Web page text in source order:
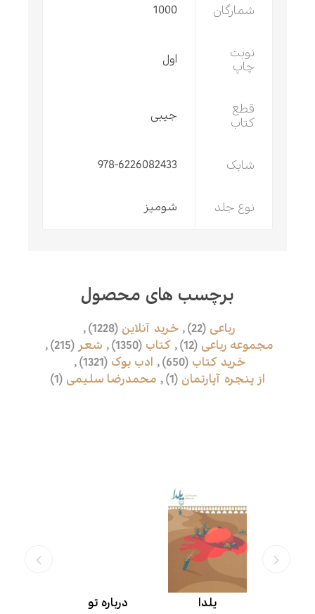
شمارگان 1000
نوبت
چاپ
اول
قطع
کتاب
جیبی
شابک 978-6226082433
نوع جلد شومیز
برچسب های محصول
رباعی (22)
, خرید آنلاین (1228)
,
مجموعه رباعی (12)
, کتاب (1350)
, شعر (215)
,
خرید کتاب (650)
, ادب بوک (1321)
,
از پنجره آپارتمان (1)
, محمدرضا سلیمی (1)
یلدا درباره تو